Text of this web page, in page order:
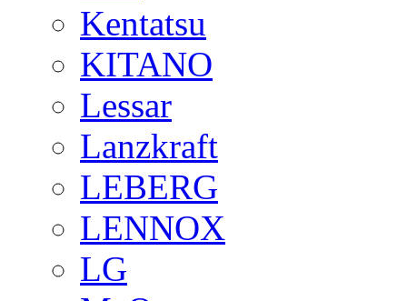
Kentatsu
KITANO
Lessar
Lanzkraft
LEBERG
LENNOX
LG